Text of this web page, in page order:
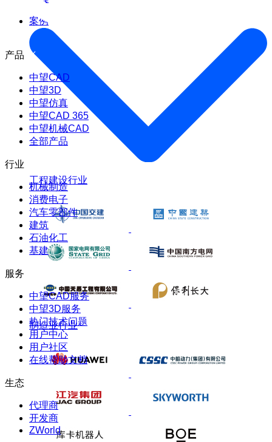
案例
工程建设行业
制造业行业
产品
中望CAD
中望3D
中望仿真
中望CAD 365
中望机械CAD
全部产品
行业
机械制造
消费电子
汽车零部件
建筑
石油化工
基建
服务
中望CAD服务
中望3D服务
热门技术问题
用户中心
用户社区
在线帮助文档
生态
代理商
开发商
ZWorld